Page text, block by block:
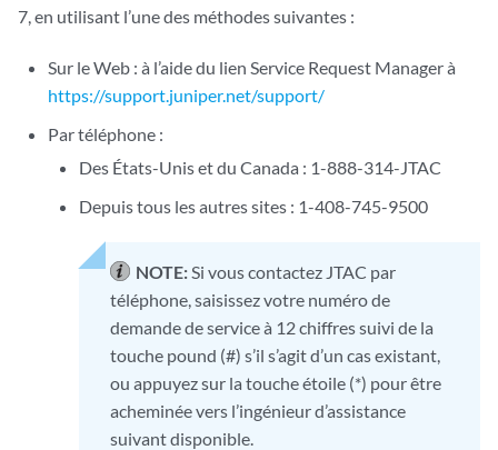
7, en utilisant l’une des méthodes suivantes :
Sur le Web : à l’aide du lien Service Request Manager à
https://support.juniper.net/support/
Par téléphone :
Des États-Unis et du Canada : 1-888-314-JTAC
Depuis tous les autres sites : 1-408-745-9500
NOTE:Si vous contactez JTAC par
téléphone, saisissez votre numéro de
demande de service à 12 chiffres suivi de la
touche pound (#) s’il s’agit d’un cas existant,
ou appuyez sur la touche étoile (*) pour être
acheminée vers l’ingénieur d’assistance
suivant disponible.